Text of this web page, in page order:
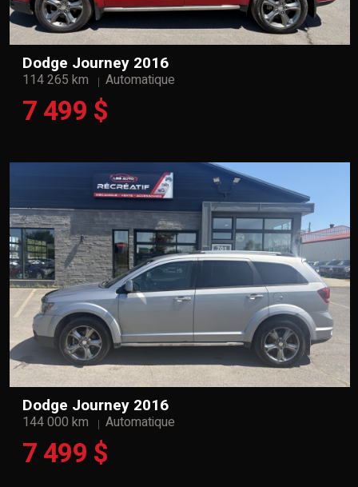
Dodge Journey 2016
114 265 km Automatique
7 499 $
Dodge Journey 2016
144 000 km Automatique
7 499 $